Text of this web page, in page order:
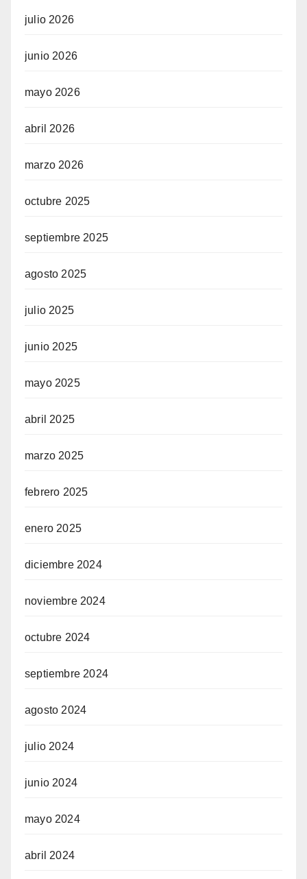
julio 2026
junio 2026
mayo 2026
abril 2026
marzo 2026
octubre 2025
septiembre 2025
agosto 2025
julio 2025
junio 2025
mayo 2025
abril 2025
marzo 2025
febrero 2025
enero 2025
diciembre 2024
noviembre 2024
octubre 2024
septiembre 2024
agosto 2024
julio 2024
junio 2024
mayo 2024
abril 2024